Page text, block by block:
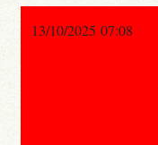
13/10/2025 07:08